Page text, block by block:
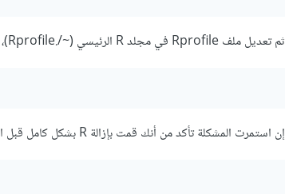
ثم تعديل ملف Rprofile في مجلد R الرئيسي (~/.Rprofile)، أو إنشائه إذا لم يكن موجودًا.
إن استمرت المشكلة تأكد من أنك قمت بإزالة R بشكل كامل قبل المحاولة الأولى لإعادة التثبيت، تحقق من ذلك بواسطة: